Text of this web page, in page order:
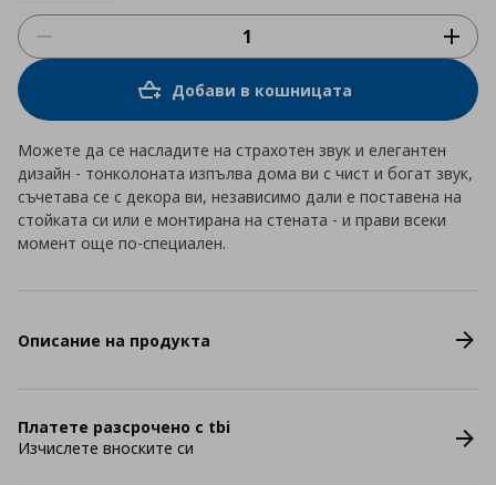
Добави в кошницата
Можете да се насладите на страхотен звук и елегантен
дизайн - тонколоната изпълва дома ви с чист и богат звук,
съчетава се с декора ви, независимо дали е поставена на
стойката си или е монтирана на стената - и прави всеки
момент още по-специален.
Описание на продукта
Платете разсрочено с tbi
Изчислете вноските си